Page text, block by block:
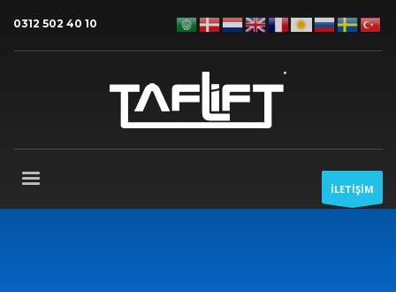
0312 502 40 10
İLETİŞİM